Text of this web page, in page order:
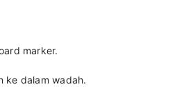
marker.
ke dalam wadah.